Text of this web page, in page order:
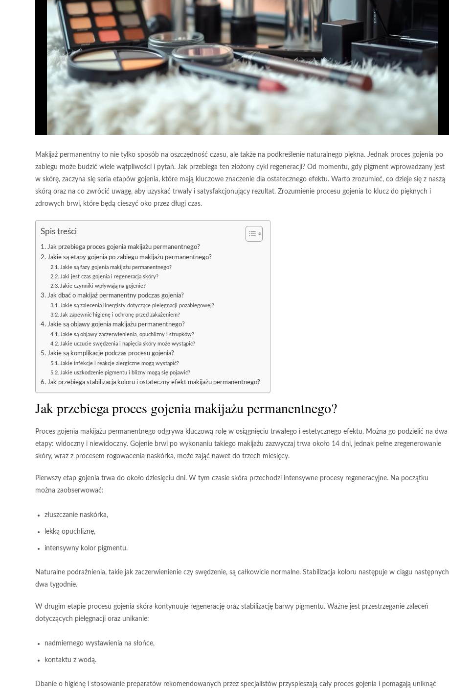
Makijaż permanentny to nie tylko sposób na oszczędność czasu, ale także na podkreślenie naturalnego piękna. Jednak proces gojenia po
zabiegu może budzić wiele wątpliwości i pytań. Jak przebiega ten złożony cykl regeneracji? Od momentu, gdy pigment wprowadzany jest
w skórę, zaczyna się seria etapów gojenia, które mają kluczowe znaczenie dla ostatecznego efektu. Warto zrozumieć, co dzieje się z naszą
skórą oraz na co zwrócić uwagę, aby uzyskać trwały i satysfakcjonujący rezultat. Zrozumienie procesu gojenia to klucz do pięknych i
zdrowych brwi, które będą cieszyć oko przez długi czas.
Spis treści
Jak przebiega proces gojenia makijażu permanentnego?
Jakie są etapy gojenia po zabiegu makijażu permanentnego?
Jakie są fazy gojenia makijażu permanentnego?
Jaki jest czas gojenia i regeneracja skóry?
Jakie czynniki wpływają na gojenie?
Jak dbać o makijaż permanentny podczas gojenia?
Jakie są zalecenia linergisty dotyczące pielęgnacji pozabiegowej?
Jak zapewnić higienę i ochronę przed zakażeniem?
Jakie są objawy gojenia makijażu permanentnego?
Jakie są objawy zaczerwienienia, opuchlizny i strupków?
Jakie uczucie swędzenia i napięcia skóry może wystąpić?
Jakie są komplikacje podczas procesu gojenia?
Jakie infekcje i reakcje alergiczne mogą wystąpić?
Jakie uszkodzenie pigmentu i blizny mogą się pojawić?
Jak przebiega stabilizacja koloru i ostateczny efekt makijażu permanentnego?
Jak przebiega proces gojenia makijażu permanentnego?
Proces gojenia makijażu permanentnego odgrywa kluczową rolę w osiągnięciu trwałego i estetycznego efektu. Można go podzielić na dwa
etapy: widoczny i niewidoczny. Gojenie brwi po wykonaniu takiego makijażu zazwyczaj trwa około 14 dni, jednak pełne zregenerowanie
skóry, wraz z procesem rogowacenia naskórka, może zająć nawet do trzech miesięcy.
Pierwszy etap gojenia trwa do około dziesięciu dni. W tym czasie skóra przechodzi intensywne procesy regeneracyjne. Na początku
można zaobserwować:
złuszczanie naskórka,
lekką opuchliznę,
intensywny kolor pigmentu.
Naturalne podrażnienia, takie jak zaczerwienienie czy swędzenie, są całkowicie normalne. Stabilizacja koloru następuje w ciągu następnych
dwa tygodnie.
W drugim etapie procesu gojenia skóra kontynuuje regenerację oraz stabilizację barwy pigmentu. Ważne jest przestrzeganie zaleceń
dotyczących pielęgnacji oraz unikanie:
nadmiernego wystawienia na słońce,
kontaktu z wodą.
Dbanie o higienę i stosowanie preparatów rekomendowanych przez specjalistów przyspieszają cały proces gojenia i pomagają uniknąć